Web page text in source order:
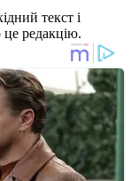
текст і
редакцію.